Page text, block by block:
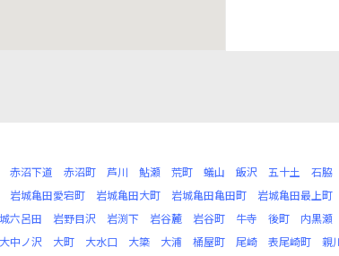
赤沼下道 赤沼町 芦川 鮎瀬 荒町 蟻山 飯沢 五十土 石脇
岩城亀田愛宕町 岩城亀田大町 岩城亀田亀田町 岩城亀田最上町
六呂田 岩野目沢 岩渕下 岩谷麓 岩谷町 牛寺 後町 内黒瀬
大中ノ沢 大町 大水口 大簗 大浦 桶屋町 尾崎 表尾崎町 親